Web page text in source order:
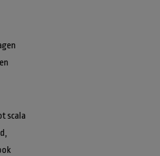
scala